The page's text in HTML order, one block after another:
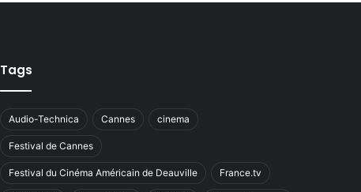
Tags
Audio-Technica Cannes cinema
Festival de Cannes
Festival du Cinéma Américain de Deauville France.tv